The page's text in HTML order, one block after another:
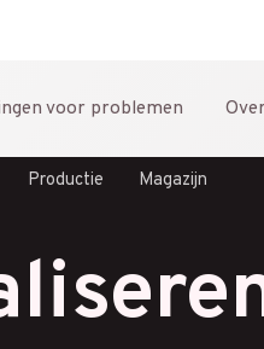
voor problemen Over
Productie Magazijn